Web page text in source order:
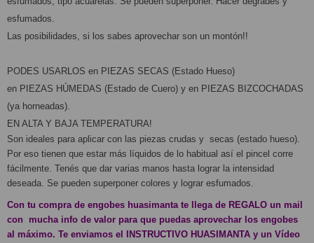
esfumados.
Las posibilidades, si los sabes aprovechar son un montón!!
PODES USARLOS en PIEZAS SECAS (Estado Hueso)
en PIEZAS HÚMEDAS (Estado de Cuero) y en PIEZAS BIZCOCHADAS
(ya horneadas).
EN ALTA Y BAJA TEMPERATURA!
Son ideales para aplicar con las piezas crudas y  secas (estado hueso).
Por eso tienen que estar más líquidos de lo habitual así el pincel corre
fácilmente. Tenés que dar varias manos hasta lograr la intensidad
deseada. Se pueden superponer colores y lograr esfumados.
Con tu compra de engobes huasimanta te llega de REGALO un mail
con  mucha info de valor para que puedas aprovechar los engobes
al máximo. Te enviamos el INSTRUCTIVO HUASIMANTA y un Vídeo